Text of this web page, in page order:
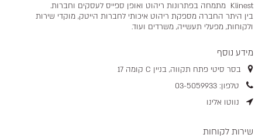
Klinest מתמחה בפתרונות ריהוט ואופן ספייס לעסקים וחברות.
בין היתר החברה מספקת ריהוט איכותי לחברות הייטק, מוקדי שירות
ולקוחות, מפעלי תעשייה, משרדים ועוד.
מידע נוסף
בסר סיטי פתח תקווה, בניין C קומה 17
טלפון: 03-5059933
נווטו אלינו
שירות לקוחות